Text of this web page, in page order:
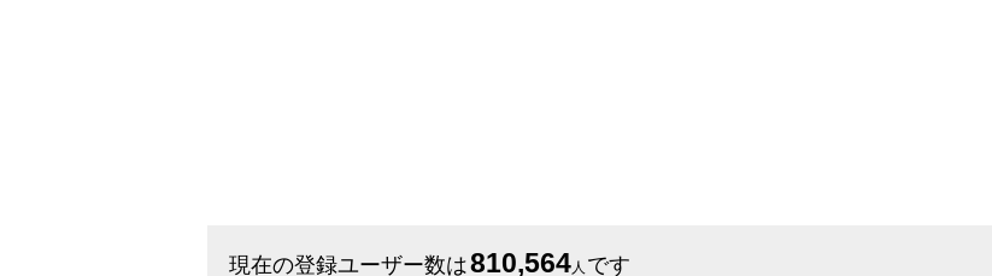
現在の登録ユーザー数は810,564人 です